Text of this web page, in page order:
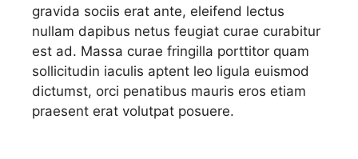
gravida sociis erat ante, eleifend lectus
nullam dapibus netus feugiat curae curabitur
est ad. Massa curae fringilla porttitor quam
sollicitudin iaculis aptent leo ligula euismod
dictumst, orci penatibus mauris eros etiam
praesent erat volutpat posuere.